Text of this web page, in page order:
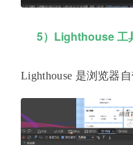
5）Lighthouse 工
Lighthouse 是浏览器